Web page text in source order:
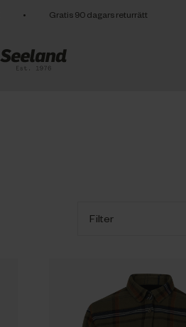
• Gratis 90 dagars returrätt
Filter